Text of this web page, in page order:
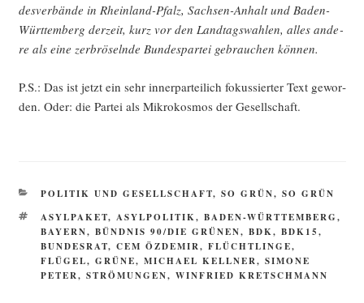
des­ver­bän­de in Rhein­land-Pfalz, Sach­sen-Anhalt und Baden-
Würt­tem­berg der­zeit, kurz vor den Land­tags­wah­len, alles ande­
re als eine zer­brö­seln­de Bun­des­par­tei gebrau­chen können.
P.S.: Das ist jetzt ein sehr inner­par­tei­lich fokus­sier­ter Text gewor­
den. Oder: die Par­tei als Mikro­kos­mos der Gesellschaft.
KATEGORIEN
POLITIK UND GESELLSCHAFT, SO GRÜN, SO GRÜN
SCHLAGWÖRTER
ASYLPAKET, ASYLPOLITIK, BADEN-WÜRTTEMBERG,
BAYERN, BÜNDNIS 90/DIE GRÜNEN, BDK, BDK15,
BUNDESRAT, CEM ÖZDEMIR, FLÜCHTLINGE,
FLÜGEL, GRÜNE, MICHAEL KELLNER, SIMONE
PETER, STRÖMUNGEN, WINFRIED KRETSCHMANN